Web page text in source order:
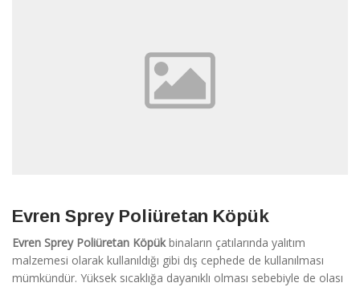
Evren Sprey Poliüretan Köpük
Evren Sprey Poliüretan Köpükbinaların çatılarında yalıtım
malzemesi olarak kullanıldığı gibi dış cephede de kullanılması
mümkündür. Yüksek sıcaklığa dayanıklı olması sebebiyle de olası